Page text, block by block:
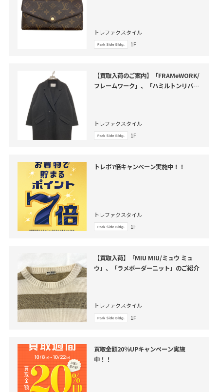
トレファクスタイル
1F
【買取入荷のご案内】「FRAMeWORK/
フレームワーク」、「ハミルトンリバー
トレファクスタイル
1F
トレポ7倍キャンペーン実施中！！
トレファクスタイル
1F
【買取入荷】「MIU MIU/ミュウ ミュ
ウ」、「ラメボーダーニット」のご紹介
トレファクスタイル
1F
買取金額20％UPキャンペーン実施
中！！